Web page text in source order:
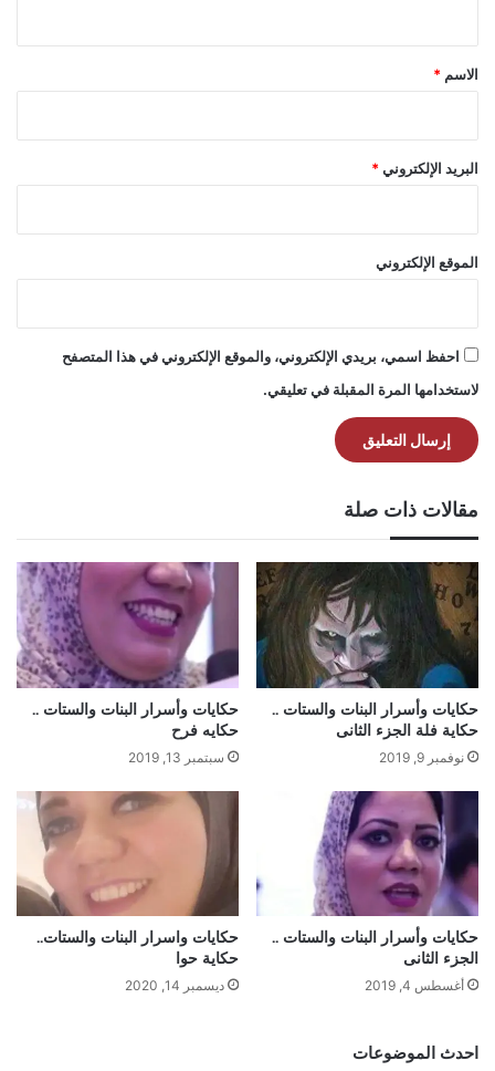
*
الاسم *
البريد الإلكتروني *
الموقع الإلكتروني
احفظ اسمي، بريدي الإلكتروني، والموقع الإلكتروني في هذا المتصفح
لاستخدامها المرة المقبلة في تعليقي.
مقالات ذات صلة
حكايات وأسرار البنات والستات ..
حكاية فلة الجزء الثانى
نوفمبر 9, 2019
حكايات وأسرار البنات والستات ..
حكايه فرح
سبتمبر 13, 2019
حكايات وأسرار البنات والستات ..
الجزء الثانى
أغسطس 4, 2019
حكايات واسرار البنات والستات..
حكاية حوا
ديسمبر 14, 2020
احدث الموضوعات